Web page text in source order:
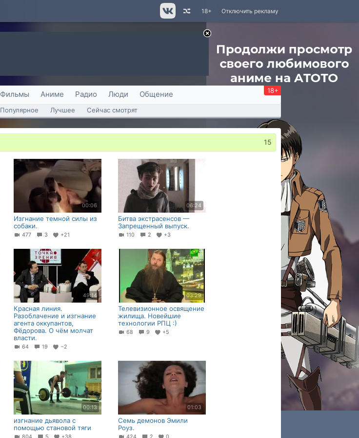
Отключить рекламу
18+
Фильмы Аниме Радио Люди Общение 18+
Популярное Лучшее Сейчас смотрят
15
00:06
Изгнание темной силы из
собаки.
477 3 +21
06:24
Битва экстрасенсов —
Запрещенный выпуск.
110 2 +3
49:14
Красная линия.
Разоблачение и изгнание
агента оккупантов,
Фёдорова. О чём молчат
власти.
64 19 −2
03:29
Телевизионное освящение
жилища. Новейшие
технологии РПЦ :)
68 9 +5
00:13
изгнание дьявола с
помощью становой тяги
01:03
Семь демонов Эмили
Роуз.